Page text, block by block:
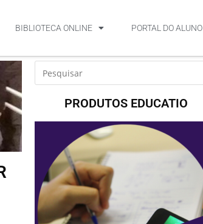
BIBLIOTECA ONLINE PORTAL DO ALUNO
PRODUTOS EDUCATIO